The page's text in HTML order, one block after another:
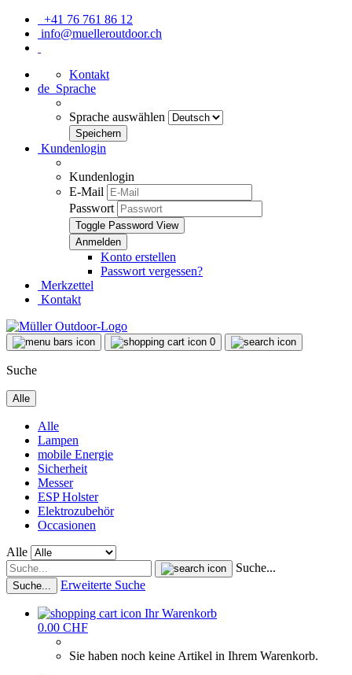
+41 76 761 86 12
info@muelleroutdoor.ch
Kontakt
de Sprache
Sprache auswählen
Kundenlogin
Kundenlogin
E-Mail
Passwort
Toggle Password View
Konto erstellen
Passwort vergessen?
Merkzettel
Kontakt
0
Suche
Alle
Alle
Lampen
mobile Energie
Sicherheit
Messer
ESP Holster
Elektrozubehör
Occasionen
Alle
Suche...
Suche... Erweiterte Suche
Ihr Warenkorb
0.00 CHF
Sie haben noch keine Artikel in Ihrem Warenkorb.